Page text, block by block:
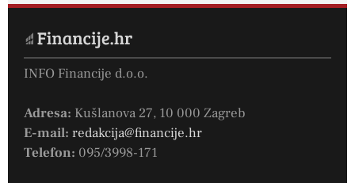
INFO Financije d.o.o.
Adresa: Kušlanova 27, 10 000 Zagreb
E-mail: redakcija@financije.hr
Telefon: 095/3998-171